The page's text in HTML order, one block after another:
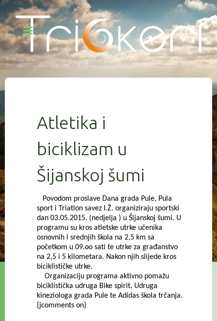
Atletika i
biciklizam u
Šijanskoj šumi
Povodom proslave Dana grada Pule, Pula
sport i Triatlon savez I.Ž. organiziraju sportski
dan 03.05.2015. (nedjelja ) u Šijanskoj šumi. U
programu su kros atletske utrke učenika
osnovnih i srednjih škola na 2,5 km sa
početkom u 09.oo sati te utrke za građanstvo
na 2,5 i 5 kilometara. Nakon njih slijede kros
biciklističke utrke.
Organizaciju programa aktivno pomažu
biciklistička udruga Bike spirit, Udruga
kineziologa grada Pule te Adidas škola trčanja.
{jcomments on}